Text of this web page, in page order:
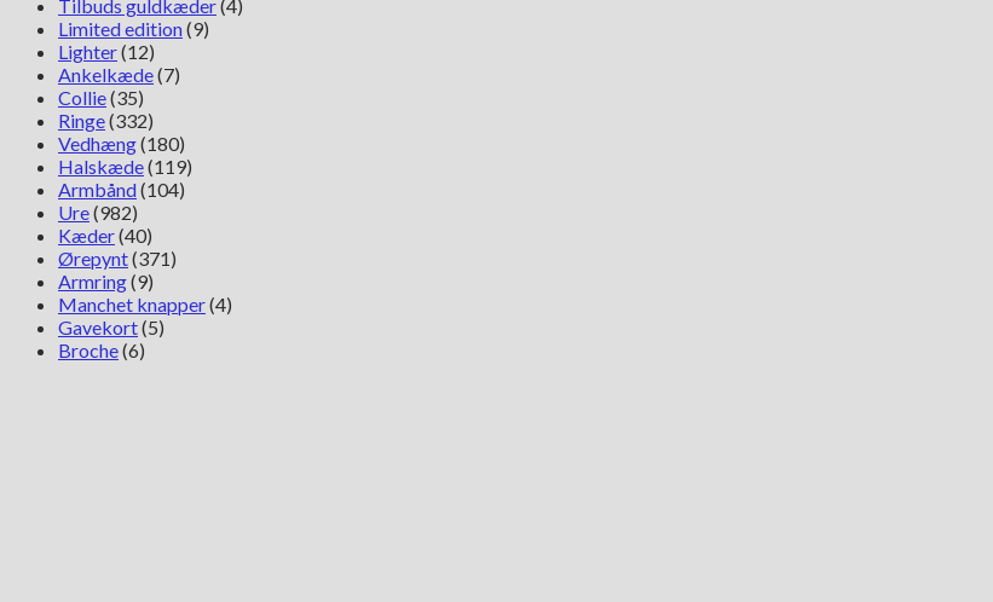
Tilbuds guldkæder(4)
Limited edition(9)
Lighter(12)
Ankelkæde(7)
Collie(35)
Ringe(332)
Vedhæng(180)
Halskæde(119)
Armbånd(104)
Ure(982)
Kæder(40)
Ørepynt(371)
Armring(9)
Manchet knapper(4)
Gavekort(5)
Broche(6)